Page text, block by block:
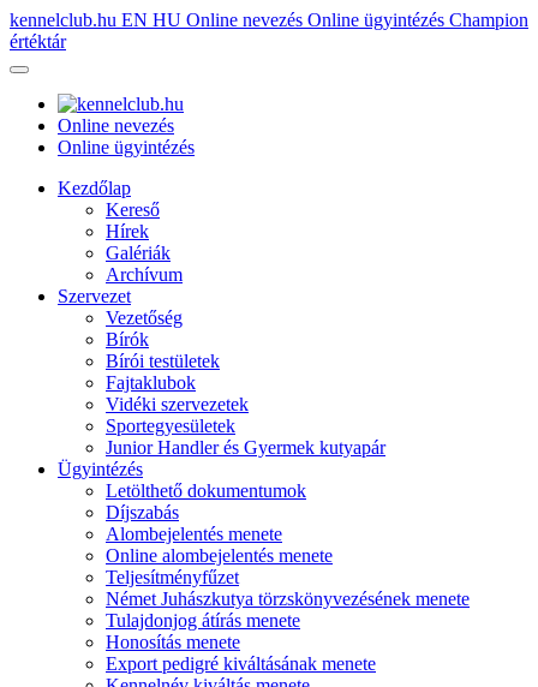
kennelclub.hu EN HU Online nevezés Online ügyintézés Champion
értéktár
Online nevezés
Online ügyintézés
Kezdőlap
Kereső
Hírek
Galériák
Archívum
Szervezet
Vezetőség
Bírók
Bírói testületek
Fajtaklubok
Vidéki szervezetek
Sportegyesületek
Junior Handler és Gyermek kutyapár
Ügyintézés
Letölthető dokumentumok
Díjszabás
Alombejelentés menete
Online alombejelentés menete
Teljesítményfűzet
Német Juhászkutya törzskönyvezésének menete
Tulajdonjog átírás menete
Honosítás menete
Export pedigré kiváltásának menete